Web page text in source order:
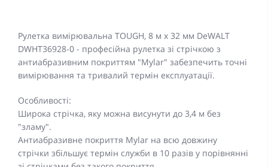
Рулетка вимірювальна TOUGH, 8 м х 32 мм DeWALT
DWHT36928-0 - професійна рулетка зі стрічкою з
антиабразивним покриттям "Mylar" забезпечить точні
вимірювання та тривалий термін експлуатації.
Особливості:
Широка стрічка, яку можна висунути до 3,4 м без
"зламу".
Антиабразивне покриття Mylar на всю довжину
стрічки збільшує термін служби в 10 разів у порівнянні